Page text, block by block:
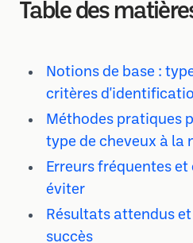
Table des
Notions de base :
critères
Méthodes pratiques
type de cheveux à la
Erreurs fréquentes
éviter
Résultats attendus
succès